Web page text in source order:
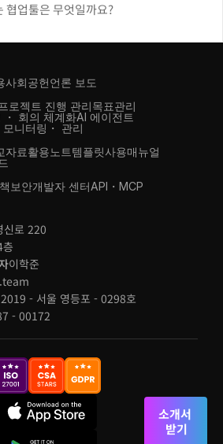
협업툴은 무엇일까요?
신로 220
이학준
- 서울 영등포 - 0298호
- 00172
사회공헌언론 보도
프로젝트 진행 관리목표관리
・ 회의 체계화AI 에이전트
모니터링・ 관리
자료활용노트템플릿사용매뉴얼
보안개발자 센터API・MCP
소개서
받기